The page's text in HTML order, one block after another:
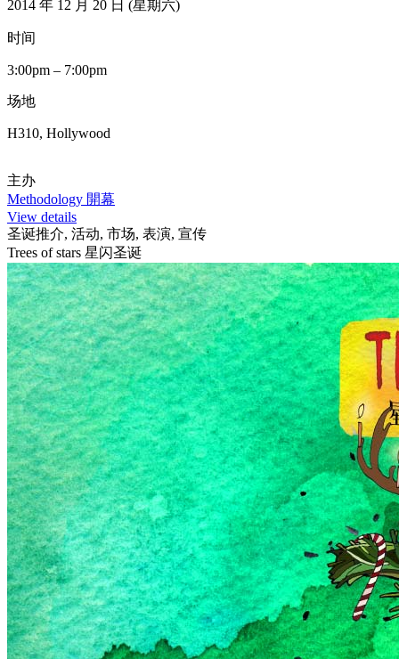
2014 年 12 月 20 日 (星期六)
时间
3:00pm – 7:00pm
场地
H310, Hollywood
主办
Methodology 開幕
View details
圣诞推介, 活动, 市场, 表演, 宣传
Trees of stars 星闪圣诞